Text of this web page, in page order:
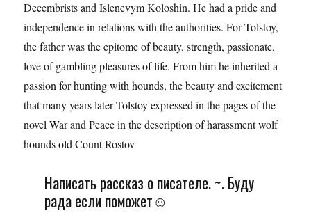
Decembrists and Islenevym Koloshin. He had a pride and
independence in relations with the authorities. For Tolstoy,
the father was the epitome of beauty, strength, passionate,
love of gambling pleasures of life. From him he inherited a
passion for hunting with hounds, the beauty and excitement
that many years later Tolstoy expressed in the pages of the
novel War and Peace in the description of harassment wolf
hounds old Count Rostov
Написать рассказ о писателе. ~. Буду
рада если поможет☺